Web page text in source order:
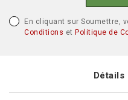
En cliquant sur Soumettre,
Conditions et Politique de
Détails